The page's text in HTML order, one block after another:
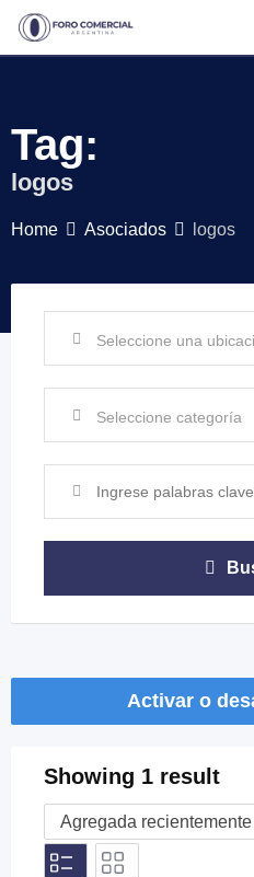
Skip
Tag:
logos
Home Asociados logos
Activar o
Showing 1 result